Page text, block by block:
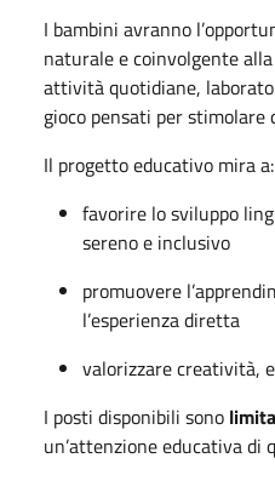
I bambini avranno
naturale e coinvolgente
attività quotidiane,
gioco pensati per
Il progetto educativo mira a:
favorire lo sviluppo
sereno e inclusivo
promuovere
l’esperienza diretta
valorizzare creatività,
I posti disponibili sono
un’attenzione educativa di